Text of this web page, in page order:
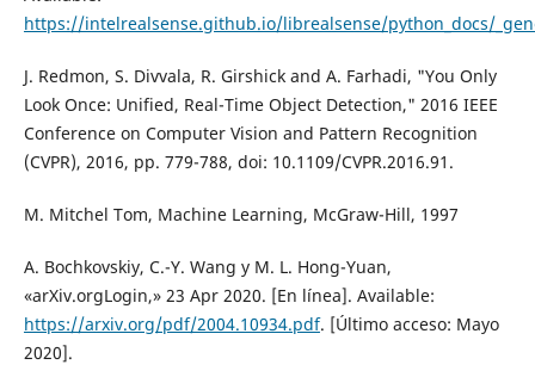
https://intelrealsense.github.io/librealsense/python_docs/
J. Redmon, S. Divvala, R. Girshick and A. Farhadi, "You Only
Look Once: Unified, Real-Time Object Detection," 2016 IEEE
Conference on Computer Vision and Pattern Recognition
(CVPR), 2016, pp. 779-788, doi: 10.1109/CVPR.2016.91.
M. Mitchel Tom, Machine Learning, McGraw-Hill, 1997
A. Bochkovskiy, C.-Y. Wang y M. L. Hong-Yuan,
«arXiv.orgLogin,» 23 Apr 2020. [En línea]. Available:
https://arxiv.org/pdf/2004.10934.pdf. [Último acceso: Mayo
2020].